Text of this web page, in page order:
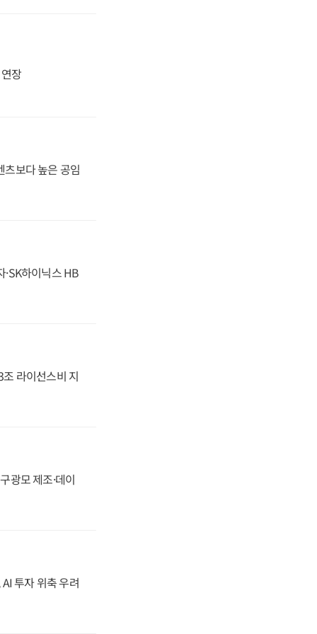
장
츠보다 높은 공임
하이닉스 HB
라이선스비 지
광모 제조·데이
투자 위축 우려